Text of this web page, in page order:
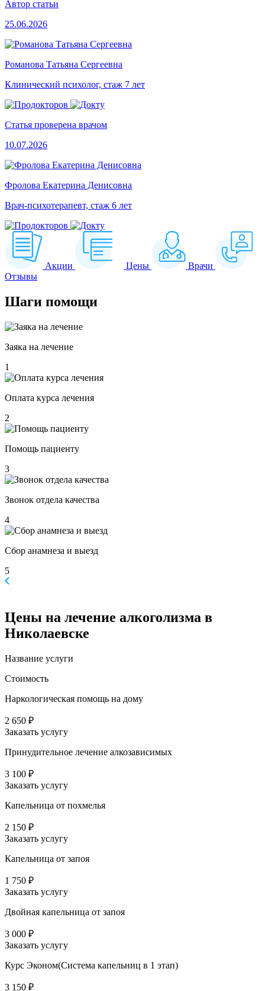
Автор статьи
25.06.2026
Романова Татьяна Сергеевна
Клинический психолог, стаж 7 лет
Статья проверена врачом
10.07.2026
Фролова Екатерина Денисовна
Врач-психотерапевт, стаж 6 лет
Акции Цены
Врачи
Отзывы
Шаги помощи
Заяка на лечение
1
Оплата курса лечения
2
Помощь пациенту
3
Звонок отдела качества
4
Сбор анамнеза и выезд
5
Цены на лечение алкоголизма в
Николаевске
Название услуги
Стоимость
Наркологическая помощь на дому
2 650 ₽
Заказать услугу
Принудительное лечение алкозависимых
3 100 ₽
Заказать услугу
Капельница от похмелья
2 150 ₽
Заказать услугу
Капельница от запоя
1 750 ₽
Заказать услугу
Двойная капельница от запоя
3 000 ₽
Заказать услугу
Курс Эконом(Система капельниц в 1 этап)
3 150 ₽